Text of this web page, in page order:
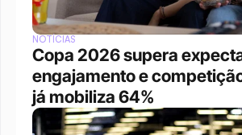
NOTÍCIAS
Copa 2026 supera
engajamento e
já mobiliza 64%